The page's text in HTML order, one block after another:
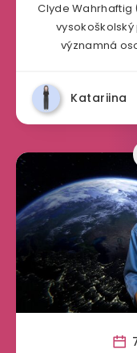
Clyde Wahrhaftig
významná
Katariina